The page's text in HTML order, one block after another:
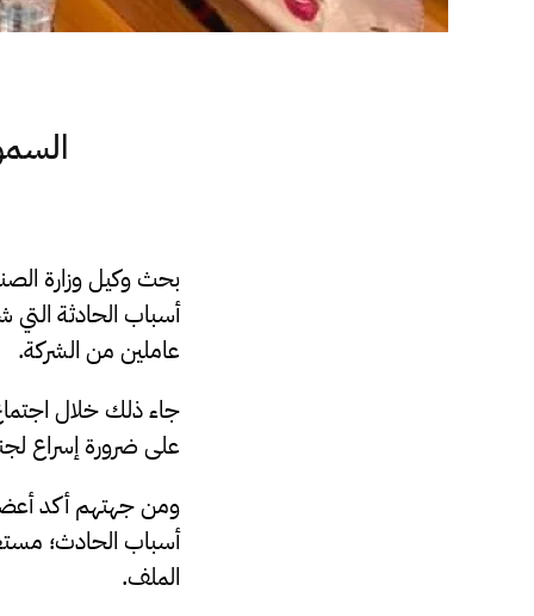
بحث وكيل وزارة
أسباب الحادثة التي
عاملين من الشركة.
جاء ذلك خلال
على ضرورة إسراع
ومن جهتهم أكد أعضاء
أسباب الحادث؛
الملف.